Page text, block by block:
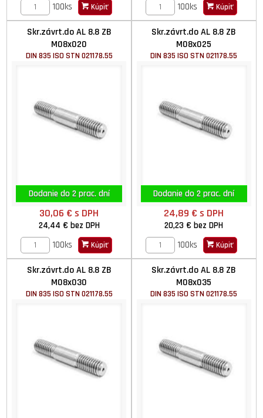
100ks
Kúpiť
100ks
Kúpiť
Skr.závrt.do AL 8.8 ZB
M08x020
DIN 835 ISO STN 021178.55
Dodanie do 2 prac. dní
30,06 €s DPH
24,44 € bez DPH
100ks
Kúpiť
Skr.závrt.do AL 8.8 ZB
M08x025
DIN 835 ISO STN 021178.55
Dodanie do 2 prac. dní
24,89 €s DPH
20,23 €bez DPH
100ks
Kúpiť
Skr.závrt.do AL 8.8 ZB
M08x030
DIN 835 ISO STN 021178.55
Skr.závrt.do AL 8.8 ZB
M08x035
DIN 835 ISO STN 021178.55